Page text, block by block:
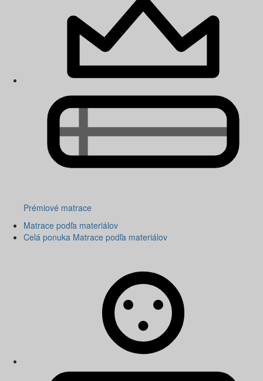
Prémiové matrace
Matrace podľa materiálov
Celá ponuka Matrace podľa materiálov